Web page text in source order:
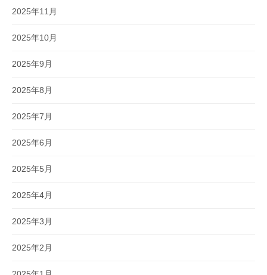
2025年11月
2025年10月
2025年9月
2025年8月
2025年7月
2025年6月
2025年5月
2025年4月
2025年3月
2025年2月